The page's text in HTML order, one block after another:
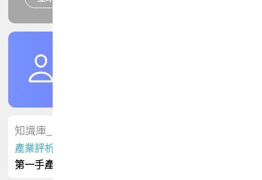
知識庫_會員專屬
產業評析報告
第一手產業資訊